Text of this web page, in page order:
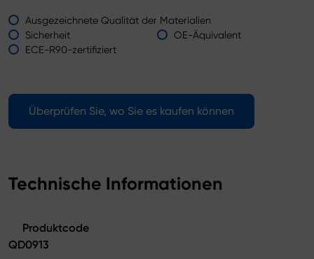
Ausgezeichnete Qualität der Materialien
Sicherheit
OE-Äquivalent
ECE-R90-zertifiziert
Überprüfen Sie, wo Sie es kaufen können
Technische Informationen
Produktcode
QD0913